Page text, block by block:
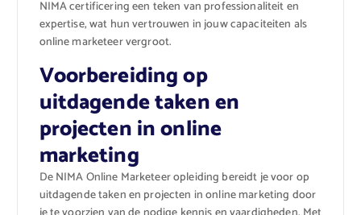
NIMA certificering een teken van professionaliteit en
expertise, wat hun vertrouwen in jouw capaciteiten als
online marketeer vergroot.
Voorbereiding op
uitdagende taken en
projecten in online
marketing
De NIMA Online Marketeer opleiding bereidt je voor op
uitdagende taken en projecten in online marketing door